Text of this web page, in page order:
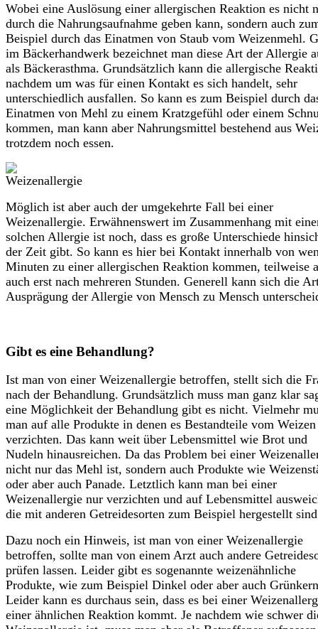
Wobei eine Auslösung einer allergischen Reaktion es nicht
durch die Nahrungsaufnahme geben kann, sondern auch
Beispiel durch das Einatmen von Staub vom Weizenmehl.
im Bäckerhandwerk bezeichnet man diese Art der Allergie
als Bäckerasthma. Grundsätzlich kann die allergische
nachdem um was für einen Kontakt es sich handelt, sehr
unterschiedlich ausfallen. So kann es zum Beispiel durch
Einatmen von Mehl zu einem Kratzgefühl oder einem
kommen, man kann aber Nahrungsmittel bestehend aus
trotzdem noch essen.
Möglich ist aber auch der umgekehrte Fall bei einer
Weizenallergie. Erwähnenswert im Zusammenhang mit
solchen Allergie ist noch, dass es große Unterschiede
der Zeit gibt. So kann es hier bei Kontakt innerhalb von
Minuten zu einer allergischen Reaktion kommen, teilweise
auch erst nach mehreren Stunden. Generell kann sich die
Ausprägung der Allergie von Mensch zu Mensch
Gibt es eine Behandlung?
Ist man von einer Weizenallergie betroffen, stellt sich die
nach der Behandlung. Grundsätzlich muss man ganz klar
eine Möglichkeit der Behandlung gibt es nicht. Vielmehr
man auf alle Produkte in denen es Bestandteile vom
verzichten. Das kann weit über Lebensmittel wie Brot und
Nudeln hinausreichen. Da das Problem bei einer
nicht nur das Mehl ist, sondern auch Produkte wie
oder aber auch Panade. Letztlich kann man bei einer
Weizenallergie nur verzichten und auf Lebensmittel
die mit anderen Getreidesorten zum Beispiel hergestellt
Dazu noch ein Hinweis, ist man von einer Weizenallergie
betroffen, sollte man von einem Arzt auch andere
prüfen lassen. Leider gibt es sogenannte weizenähnliche
Produkte, wie zum Beispiel Dinkel oder aber auch
Leider kann es durchaus sein, dass es bei einer
einer ähnlichen Reaktion kommt. Je nachdem wie schwer